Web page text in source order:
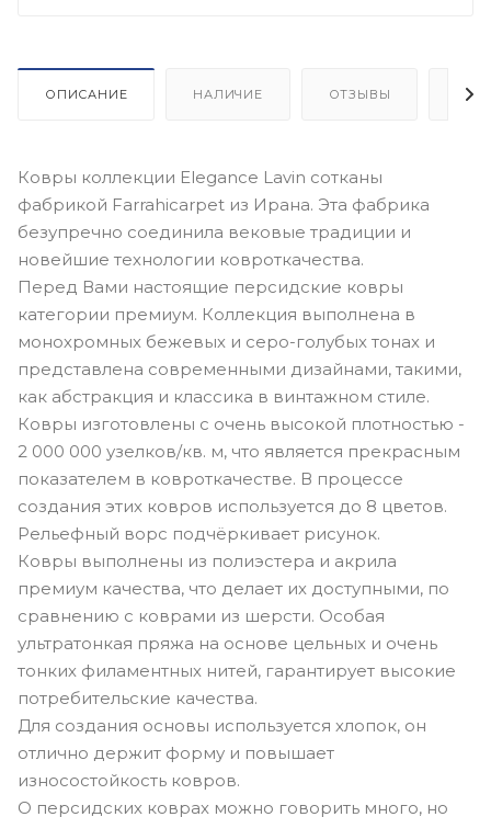
ОПИСАНИЕ НАЛИЧИЕ ОТЗЫВЫ
Ковры коллекции Elegance Lavin сотканы
фабрикой Farrahicarpet из Ирана. Эта фабрика
безупречно соединила вековые традиции и
новейшие технологии ковроткачества.
Перед Вами настоящие персидские ковры
категории премиум. Коллекция выполнена в
монохромных бежевых и серо-голубых тонах и
представлена современными дизайнами, такими,
как абстракция и классика в винтажном стиле.
Ковры изготовлены с очень высокой плотностью -
2 000 000 узелков/кв. м, что является прекрасным
показателем в ковроткачестве. В процессе
создания этих ковров используется до 8 цветов.
Рельефный ворс подчёркивает рисунок.
Ковры выполнены из полиэстера и акрила
премиум качества, что делает их доступными, по
сравнению с коврами из шерсти. Особая
ультратонкая пряжа на основе цельных и очень
тонких филаментных нитей, гарантирует высокие
потребительские качества.
Для создания основы используется хлопок, он
отлично держит форму и повышает
износостойкость ковров.
О персидских коврах можно говорить много, но